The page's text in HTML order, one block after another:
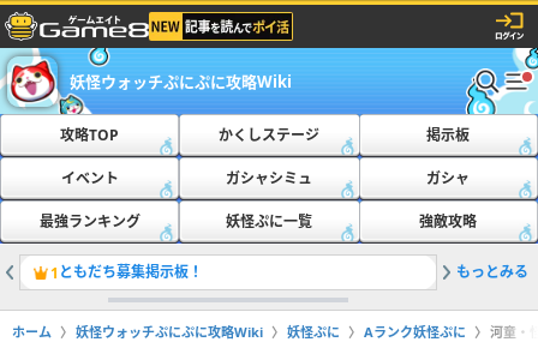
妖怪ウォッチぷにぷに攻略Wiki
攻略TOP かくしステージ 掲示板
イベント ガシャシミュ ガシャ
最強ランキング 妖怪ぷに一覧 強敵攻略
1 ともだち募集掲示板！ 2おたす
もっとみる
ホーム 妖怪ウォッチぷにぷに攻略Wiki 妖怪ぷに Aランク妖怪ぷに 河童・